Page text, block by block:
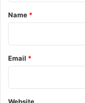
*
Name *
Email *